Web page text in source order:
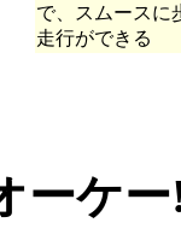
で、スムースに
走行ができる
ーケ